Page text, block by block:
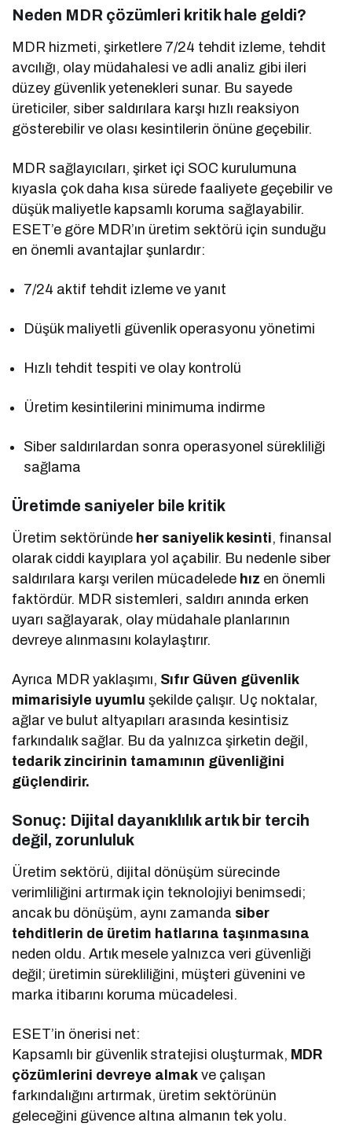
Neden MDR çözümleri kritik hale geldi?
MDR hizmeti, şirketlere 7/24 tehdit izleme, tehdit
avcılığı, olay müdahalesi ve adli analiz gibi ileri
düzey güvenlik yetenekleri sunar. Bu sayede
üreticiler, siber saldırılara karşı hızlı reaksiyon
gösterebilir ve olası kesintilerin önüne geçebilir.
MDR sağlayıcıları, şirket içi SOC kurulumuna
kıyasla çok daha kısa sürede faaliyete geçebilir ve
düşük maliyetle kapsamlı koruma sağlayabilir.
ESET’e göre MDR’ın üretim sektörü için sunduğu
en önemli avantajlar şunlardır:
7/24 aktif tehdit izleme ve yanıt
Düşük maliyetli güvenlik operasyonu yönetimi
Hızlı tehdit tespiti ve olay kontrolü
Üretim kesintilerini minimuma indirme
Siber saldırılardan sonra operasyonel sürekliliği
sağlama
Üretimde saniyeler bile kritik
Üretim sektöründe her saniyelik kesinti, finansal
olarak ciddi kayıplara yol açabilir. Bu nedenle siber
saldırılara karşı verilen mücadelede hız en önemli
faktördür. MDR sistemleri, saldırı anında erken
uyarı sağlayarak, olay müdahale planlarının
devreye alınmasını kolaylaştırır.
Ayrıca MDR yaklaşımı, Sıfır Güven güvenlik
mimarisiyle uyumlu şekilde çalışır. Uç noktalar,
ağlar ve bulut altyapıları arasında kesintisiz
farkındalık sağlar. Bu da yalnızca şirketin değil,
tedarik zincirinin tamamının güvenliğini
güçlendirir.
Sonuç: Dijital dayanıklılık artık bir tercih
değil, zorunluluk
Üretim sektörü, dijital dönüşüm sürecinde
verimliliğini artırmak için teknolojiyi benimsedi;
ancak bu dönüşüm, aynı zamanda siber
tehditlerin de üretim hatlarına taşınmasına
neden oldu. Artık mesele yalnızca veri güvenliği
değil; üretimin sürekliliğini, müşteri güvenini ve
marka itibarını koruma mücadelesi.
ESET’in önerisi net:
Kapsamlı bir güvenlik stratejisi oluşturmak, MDR
çözümlerini devreye almak ve çalışan
farkındalığını artırmak, üretim sektörünün
geleceğini güvence altına almanın tek yolu.